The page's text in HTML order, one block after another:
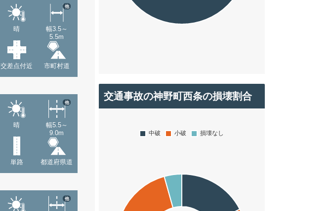
晴
幅3.5～
5.5m
他
交差点付近 市町村道
晴
幅5.5～
9.0m
他
単路 都道府県道
他
交通事故の神野町西条の損壊割合